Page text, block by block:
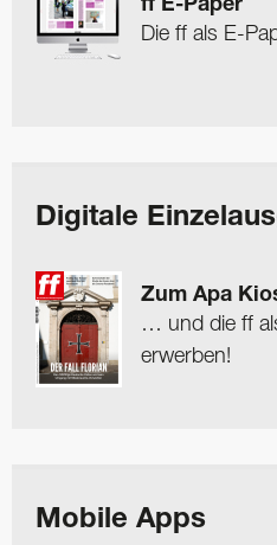
ff E-Paper
Die ff als E-
Digitale
Zum Apa
… und die ff
erwerben!
Mobile Apps